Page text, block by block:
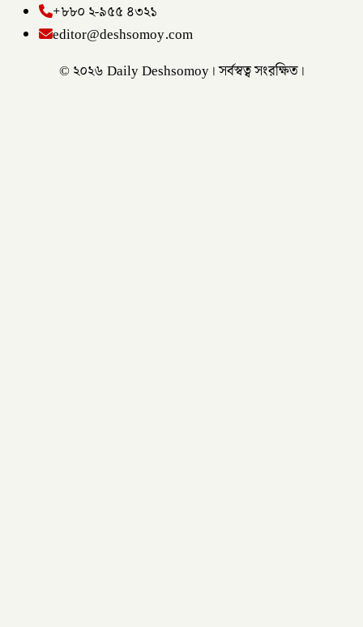
+৮৮০ ২-৯৫৫ ৪৩২১
editor@deshsomoy.com
© ২০২৬ Daily Deshsomoy। সর্বস্বত্ব সংরক্ষিত।